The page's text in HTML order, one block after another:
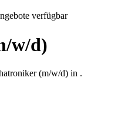
verfügbar
w/d)
(m/w/d) in .